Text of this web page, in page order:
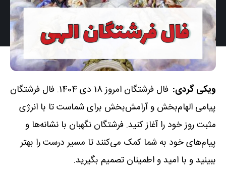
ویکی گردی:
فال فرشتگان امروز 18 دی 1404. فال فرشتگان
پیامی الهام‌بخش و آرامش‌بخش برای شماست تا با انرژی
مثبت روز خود را آغاز کنید. فرشتگان نگهبان با نشانه‌ها و
پیام‌های خود به شما کمک می‌کنند تا مسیر درست را بهتر
ببینید و با امید و اطمینان تصمیم بگیرید.